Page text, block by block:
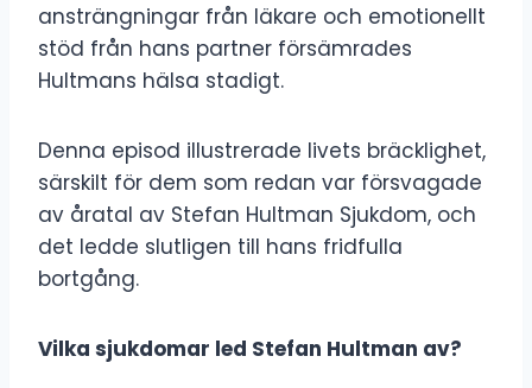
ansträngningar från läkare och emotionellt
stöd från hans partner försämrades
Hultmans hälsa stadigt.
Denna episod illustrerade livets bräcklighet,
särskilt för dem som redan var försvagade
av åratal av Stefan Hultman Sjukdom, och
det ledde slutligen till hans fridfulla
bortgång.
Vilka sjukdomar led Stefan Hultman av?